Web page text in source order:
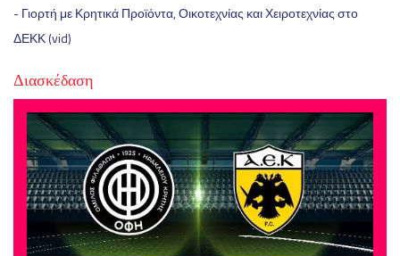
- Γιορτή με Κρητικά Προϊόντα, Οικοτεχνίας και Χειροτεχνίας στο
ΔΕΚΚ (vid)
Διασκέδαση